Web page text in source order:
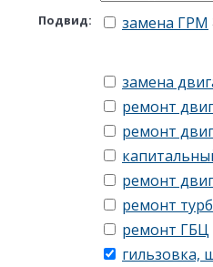
Подвид:
замена ГРМ
замена
ремонт
ремонт
ремонт
ремонт
ремонт ГБЦ
гильзовка,